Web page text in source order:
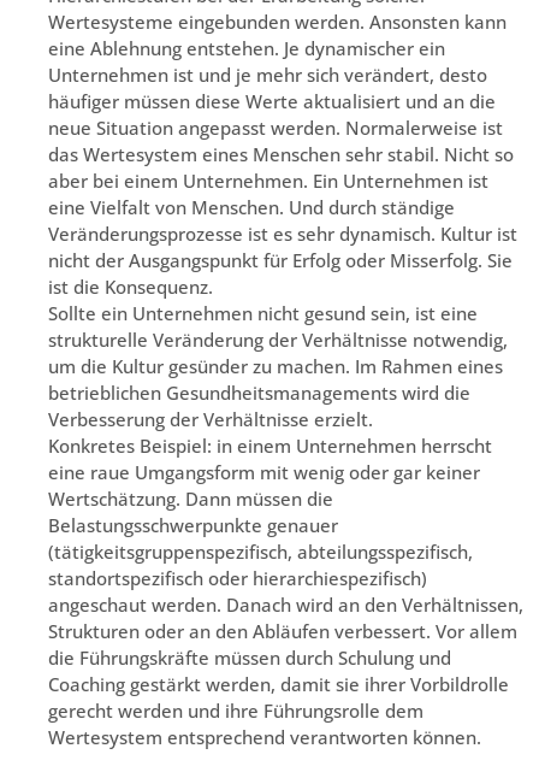
Wertesysteme eingebunden werden. Ansonsten kann
eine Ablehnung entstehen. Je dynamischer ein
Unternehmen ist und je mehr sich verändert, desto
häufiger müssen diese Werte aktualisiert und an die
neue Situation angepasst werden. Normalerweise ist
das Wertesystem eines Menschen sehr stabil. Nicht so
aber bei einem Unternehmen. Ein Unternehmen ist
eine Vielfalt von Menschen. Und durch ständige
Veränderungsprozesse ist es sehr dynamisch. Kultur ist
nicht der Ausgangspunkt für Erfolg oder Misserfolg. Sie
ist die Konsequenz.
Sollte ein Unternehmen nicht gesund sein, ist eine
strukturelle Veränderung der Verhältnisse notwendig,
um die Kultur gesünder zu machen. Im Rahmen eines
betrieblichen Gesundheitsmanagements wird die
Verbesserung der Verhältnisse erzielt.
Konkretes Beispiel: in einem Unternehmen herrscht
eine raue Umgangsform mit wenig oder gar keiner
Wertschätzung. Dann müssen die
Belastungsschwerpunkte genauer
(tätigkeitsgruppenspezifisch, abteilungsspezifisch,
standortspezifisch oder hierarchiespezifisch)
angeschaut werden. Danach wird an den Verhältnissen,
Strukturen oder an den Abläufen verbessert. Vor allem
die Führungskräfte müssen durch Schulung und
Coaching gestärkt werden, damit sie ihrer Vorbildrolle
gerecht werden und ihre Führungsrolle dem
Wertesystem entsprechend verantworten können.